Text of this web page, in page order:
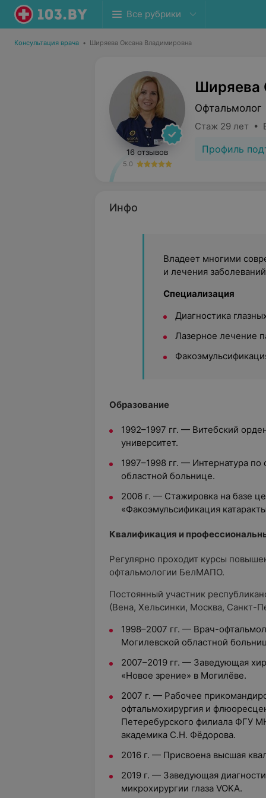
Все рубрики
Консультация врача • Ширяева Оксана Владимировна
16 отзывов
5.0
Ширяева
Офтальмолог
Стаж 29 лет •
Профиль
Инфо
Владеет многими
и лечения заболеваний
Специализация
Диагностика
Лазерное лечение
Образование
1992–1997 гг. — Витебский
университет.
1997–1998 гг. — Интернатура
областной больнице.
2006 г. — Стажировка на базе
«Факоэмульсификация
Квалификация и
Регулярно проходит курсы
офтальмологии БелМАПО.
Постоянный участник
(Вена, Хельсинки, Москва, Санкт-
1998–2007 гг. — Врач-
Могилевской областной
2007–2019 гг. — Заведующая
«Новое зрение» в Могилёве.
2007 г. — Рабочее
офтальмохирургия и
Петеребурского филиала ФГУ
академика С.Н. Фёдорова.
2016 г. — Присвоена высшая
2019 г. — Заведующая
микрохирургии глаза VOKA.